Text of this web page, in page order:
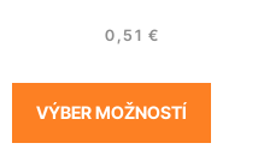
0,51 €
VÝBER MOŽNOSTÍ